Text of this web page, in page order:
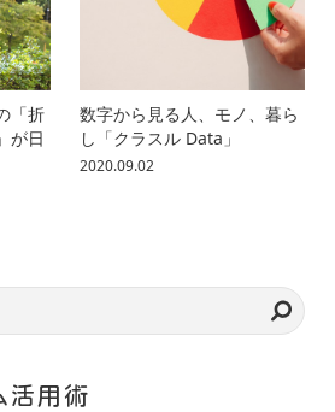
「折
が日
数字から見る人、モノ、暮ら
し「クラスル Data」
2020.09.02
活用術